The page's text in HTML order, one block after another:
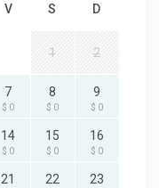
V S D
1 2
7
$ 0
8
$ 0
9
$ 0
14
$ 0
15
$ 0
16
$ 0
21 22 23